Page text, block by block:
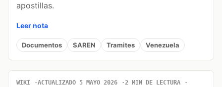
apostillas.
Leer nota
Documentos SAREN Tramites Venezuela
WIKI ACTUALIZADO 5 MAYO 2026 2 MIN DE LECTURA